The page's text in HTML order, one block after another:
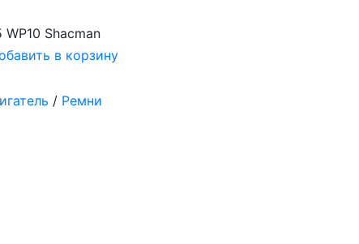
Shacman
в корзину
/ Ремни